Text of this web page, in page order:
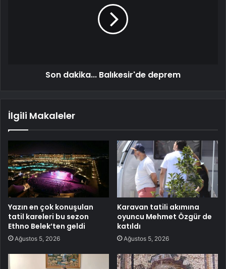
Son dakika... Balıkesir'de deprem
İlgili Makaleler
Yazın en çok konuşulan
tatil kareleri bu sezon
Ethno Belek’ten geldi
Ağustos 5, 2026
Karavan tatili akımına
oyuncu Mehmet Özgür de
katıldı
Ağustos 5, 2026